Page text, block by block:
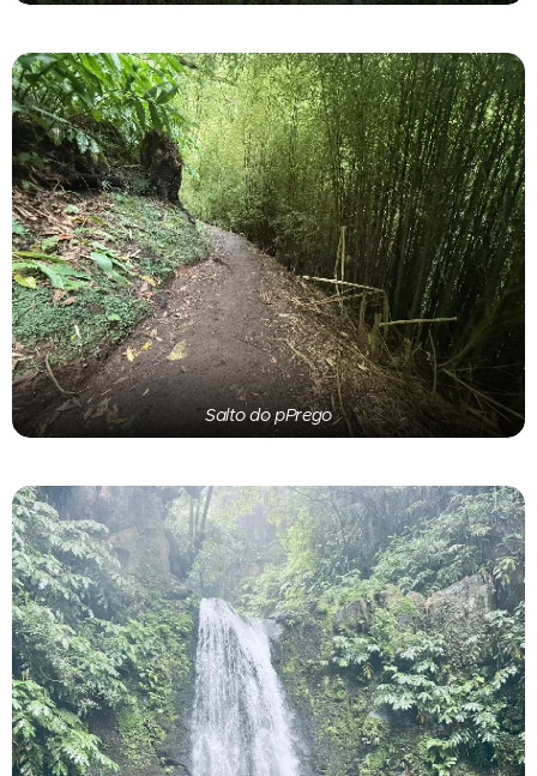
Salto do pPrego